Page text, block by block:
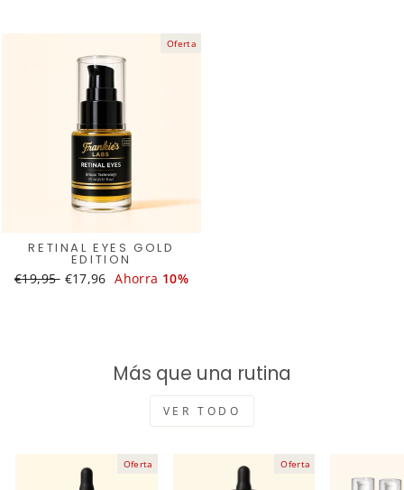
Oferta
RETINAL EYES GOLD
EDITION
Translation
€19,95 Translation
€17,96 Ahorra 10%
Más que una rutina
VER TODO
Oferta Oferta